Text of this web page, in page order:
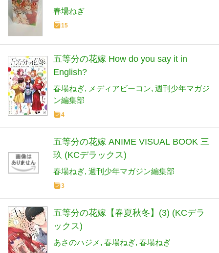
春場ねぎ
15
五等分の花嫁 How do you say it in
English?
春場ねぎ メディアビーコン 週刊少年マガジ
ン編集部
4
五等分の花嫁 ANIME VISUAL BOOK 三
玖 (KCデラックス)
春場ねぎ 週刊少年マガジン編集部
3
五等分の花嫁【春夏秋冬】(3) (KCデラ
ックス)
あさのハジメ 春場ねぎ 春場ねぎ